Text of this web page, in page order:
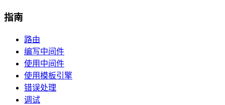
指南
路由
编写中间件
使用中间件
使用模板引擎
错误处理
调试